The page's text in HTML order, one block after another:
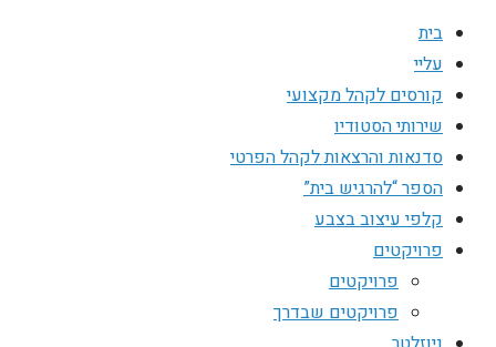
בית
עליי
קורסים לקהל מקצועי
שירותי הסטודיו
סדנאות והרצאות לקהל הפרטי
הספר “להרגיש בית”
קלפי עיצוב בצבע
פרויקטים
פרויקטים
פרויקטים שבדרך